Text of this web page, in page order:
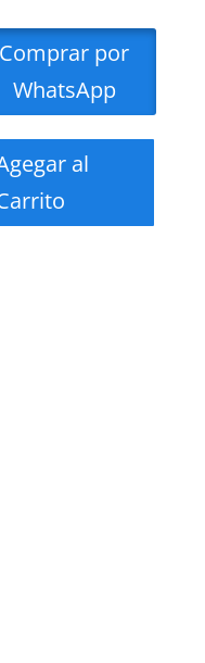
Comprar por
WhatsApp
al